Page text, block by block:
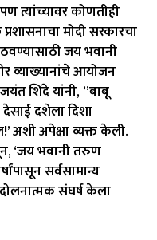
त्यांच्यावर कोणतीही
मोदी सरकारचा
जय भवानी
व्याख्यानांचे आयोजन
शिंदे यांनी, ”बाबू
दशेला दिशा
अशी अपेक्षा व्यक्त केली.
‘जय भवानी तरुण
सर्वसामान्य
संघर्ष केला